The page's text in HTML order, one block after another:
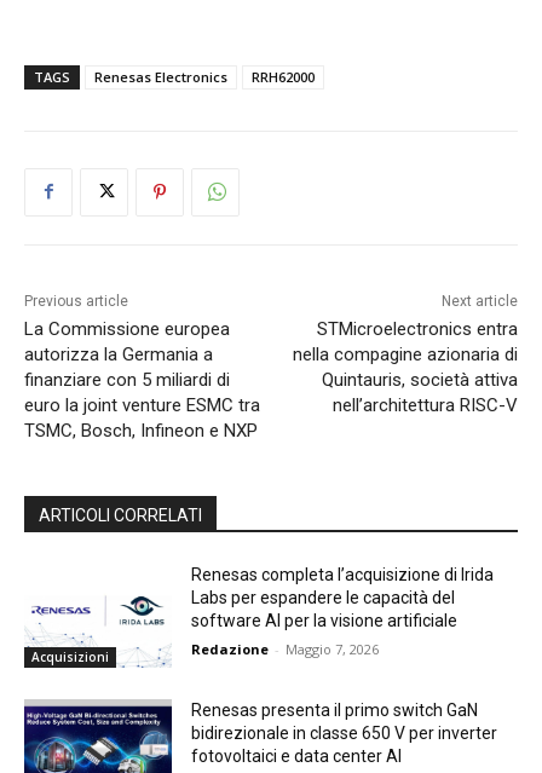
TAGS Renesas Electronics RRH62000
Previous article
La Commissione europea
autorizza la Germania a
finanziare con 5 miliardi di
euro la joint venture ESMC tra
TSMC, Bosch, Infineon e NXP
Next article
STMicroelectronics entra
nella compagine azionaria di
Quintauris, società attiva
nell’architettura RISC-V
ARTICOLI CORRELATI
Acquisizioni
Renesas completa l’acquisizione di Irida
Labs per espandere le capacità del
software AI per la visione artificiale
Redazione - Maggio 7, 2026
Renesas presenta il primo switch GaN
bidirezionale in classe 650 V per inverter
fotovoltaici e data center AI